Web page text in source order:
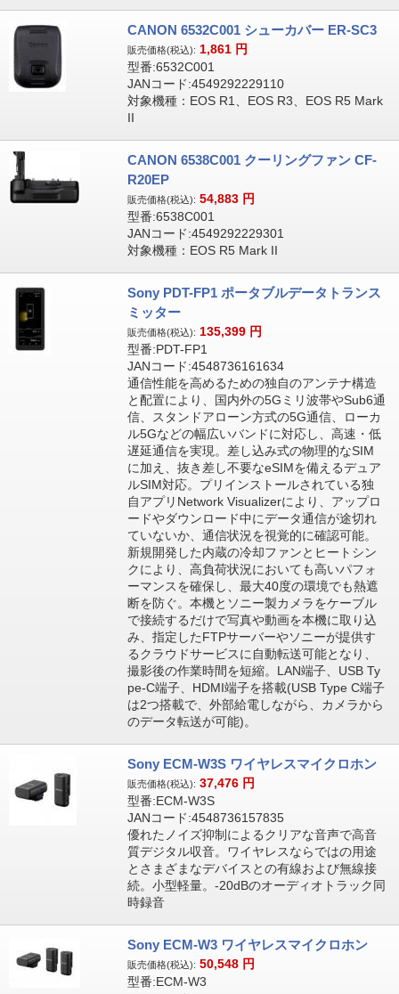
CANON 6532C001 シューカバー ER-SC3
販売価格(税込): 1,861 円
型番:6532C001
JANコード:4549292229110
対象機種：EOS R1、EOS R3、EOS R5 Mark
II
CANON 6538C001 クーリングファン CF-
R20EP
販売価格(税込): 54,883 円
型番:6538C001
JANコード:4549292229301
対象機種：EOS R5 Mark II
Sony PDT-FP1 ポータブルデータトランス
ミッター
販売価格(税込): 135,399 円
型番:PDT-FP1
JANコード:4548736161634
通信性能を高めるための独自のアンテナ構造
と配置により、国内外の5Gミリ波帯やSub6通
信、スタンドアローン方式の5G通信、ローカ
ル5Gなどの幅広いバンドに対応し、高速・低
遅延通信を実現。差し込み式の物理的なSIM
に加え、抜き差し不要なeSIMを備えるデュア
ルSIM対応。プリインストールされている独
自アプリNetwork Visualizerにより、アップロ
ードやダウンロード中にデータ通信が途切れ
ていないか、通信状況を視覚的に確認可能。
新規開発した内蔵の冷却ファンとヒートシン
クにより、高負荷状況においても高いパフォ
ーマンスを確保し、最大40度の環境でも熱遮
断を防ぐ。本機とソニー製カメラをケーブル
で接続するだけで写真や動画を本機に取り込
み、指定したFTPサーバーやソニーが提供す
るクラウドサービスに自動転送可能となり、
撮影後の作業時間を短縮。LAN端子、USB Ty
pe-C端子、HDMI端子を搭載(USB Type C端子
は2つ搭載で、外部給電しながら、カメラから
のデータ転送が可能)。
Sony ECM-W3S ワイヤレスマイクロホン
販売価格(税込): 37,476 円
型番:ECM-W3S
JANコード:4548736157835
優れたノイズ抑制によるクリアな音声で高音
質デジタル収音。ワイヤレスならではの用途
とさまざまなデバイスとの有線および無線接
続。小型軽量。-20dBのオーディオトラック同
時録音
Sony ECM-W3 ワイヤレスマイクロホン
販売価格(税込): 50,548 円
型番:ECM-W3